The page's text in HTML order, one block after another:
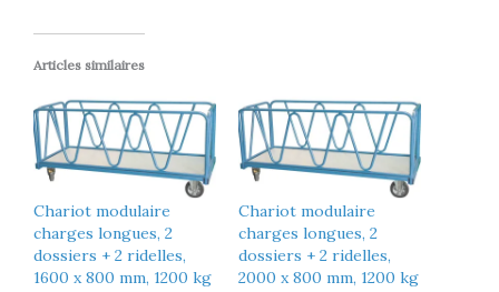
Articles similaires
Chariot modulaire
charges longues, 2
dossiers + 2 ridelles,
1600 x 800 mm, 1200 kg
Chariot modulaire
charges longues, 2
dossiers + 2 ridelles,
2000 x 800 mm, 1200 kg